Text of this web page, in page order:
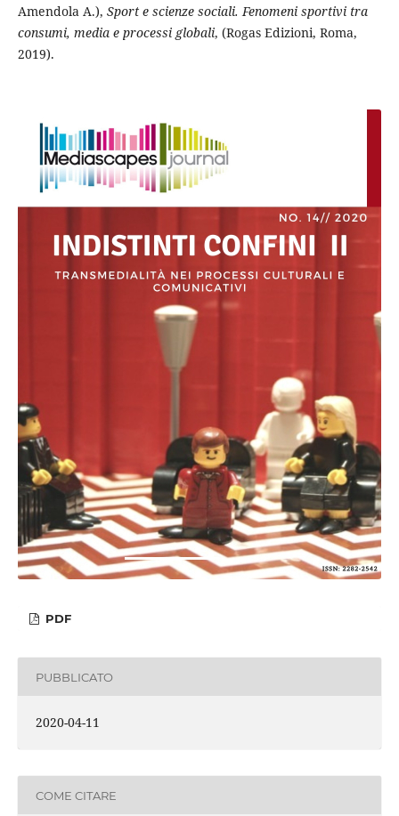
Amendola A.), Sport e scienze sociali. Fenomeni sportivi tra
consumi, media e processi globali, (Rogas Edizioni, Roma,
2019).
PDF
PUBBLICATO
2020-04-11
COME CITARE